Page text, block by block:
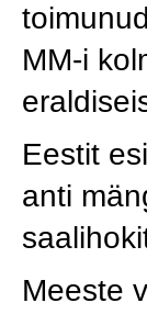
MM-i
Eestit
anti
Meeste